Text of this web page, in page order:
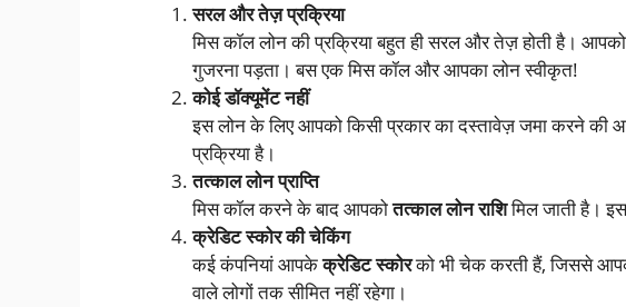
सरल और तेज़ प्रक्रिया
मिस कॉल लोन की प्रक्रिया बहुत ही सरल और तेज़ होती है।
गुजरना पड़ता। बस एक मिस कॉल और आपका लोन स्वीकृत!
कोई डॉक्यूमेंट नहीं
इस लोन के लिए आपको किसी प्रकार का दस्तावेज़ जमा करने की
प्रक्रिया है।
तत्काल लोन प्राप्ति
मिस कॉल करने के बाद आपकोतत्काल लोन राशिमिल जाती है। इस
क्रेडिट स्कोर की चेकिंग
कई कंपनियां आपकेक्रेडिट स्कोरको भी चेक करती हैं, जिससे
वाले लोगों तक सीमित नहीं रहेगा।